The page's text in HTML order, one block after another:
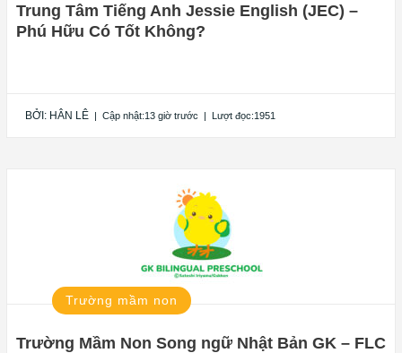
Trung Tâm Tiếng Anh Jessie English (JEC) –
Phú Hữu Có Tốt Không?
BỞI: HÂN LÊ | Cập nhật:13 giờ trước | Lượt đọc:1951
Trường mầm non
Trường Mầm Non Song ngữ Nhật Bản GK – FLC